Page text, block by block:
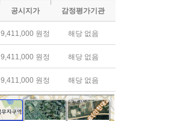
공시지가 감정평가기관
9,411,000 원정 해당 없음
9,411,000 원정 해당 없음
9,411,000 원정 해당 없음